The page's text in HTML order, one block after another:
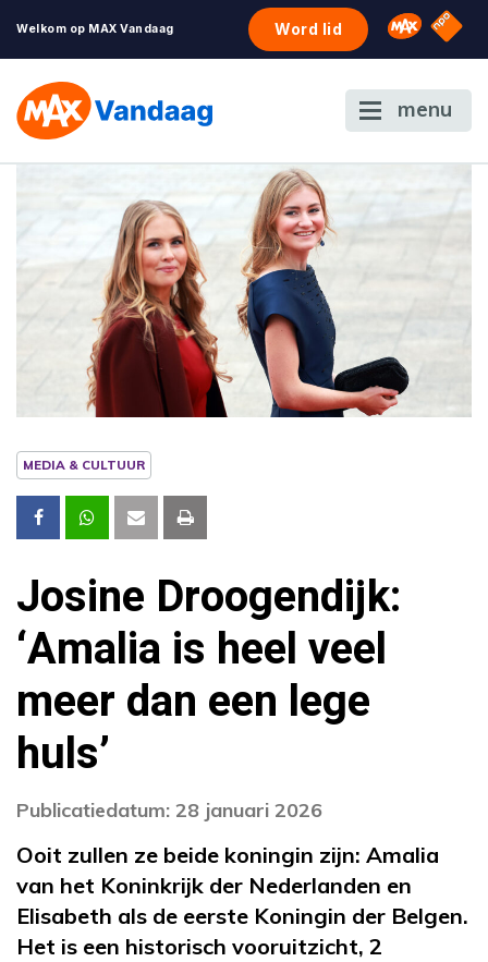
Welkom op MAX Vandaag Word lid Omroep
NPO
menu
MEDIA & CULTUUR
Josine Droogendijk:
‘Amalia is heel veel
meer dan een lege
huls’
Publicatiedatum: 28 januari 2026
Ooit zullen ze beide koningin zijn: Amalia
van het Koninkrijk der Nederlanden en
Elisabeth als de eerste Koningin der Belgen.
Het is een historisch vooruitzicht, 2